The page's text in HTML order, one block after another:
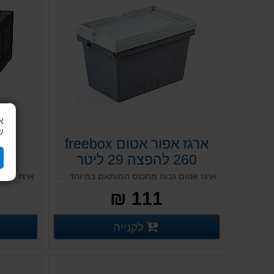
ארגז אפור אטום freebox
260 להפצה 29 ליטר
111 ₪
פרטים נוספים
לקנייה